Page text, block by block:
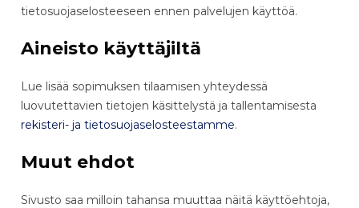
tietosuojaselosteeseen ennen palvelujen käyttöä.
Aineisto käyttäjiltä
Lue lisää sopimuksen tilaamisen yhteydessä
luovutettavien tietojen käsittelystä ja tallentamisesta
rekisteri- ja tietosuojaselosteestamme.
Muut ehdot
Sivusto saa milloin tahansa muuttaa näitä käyttöehtoja,